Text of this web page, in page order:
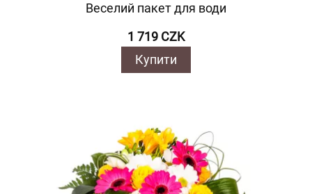
Веселий пакет для води
1 719 CZK
Купити